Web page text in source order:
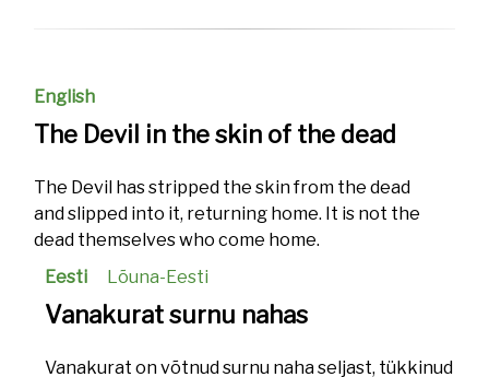
English
The Devil in the skin of the dead
The Devil has stripped the skin from the dead
and slipped into it, returning home. It is not the
dead themselves who come home.
Eesti
Lõuna-Eesti
Vanakurat surnu nahas
Vanakurat on võtnud surnu naha seljast, tükkinud